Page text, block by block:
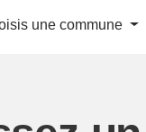
une commune